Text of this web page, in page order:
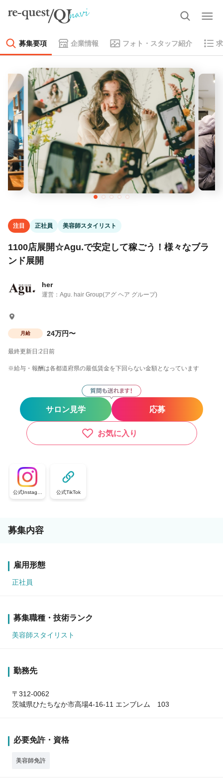
募集要項 企業情報 フォト・スタッフ紹介
注目 正社員 美容師スタイリスト
1100店展開☆Agu.で安定して稼ごう！様々なブラ
ンド展開
her
運営：Agu. hair Group(アグ ヘア グループ)
月給 24万円〜
最終更新日:2日前
※給与・報酬は各都道府県の最低賃金を下回らない金額となっています
サロン見学 応募
お気に入り
公式Instagra
m
公式TikTok
募集内容
雇用形態
正社員
募集職種・技術ランク
美容師スタイリスト
勤務先
〒312-0062
茨城県ひたちなか市高場4-16-11 エンブレム 103
必要免許・資格
美容師免許